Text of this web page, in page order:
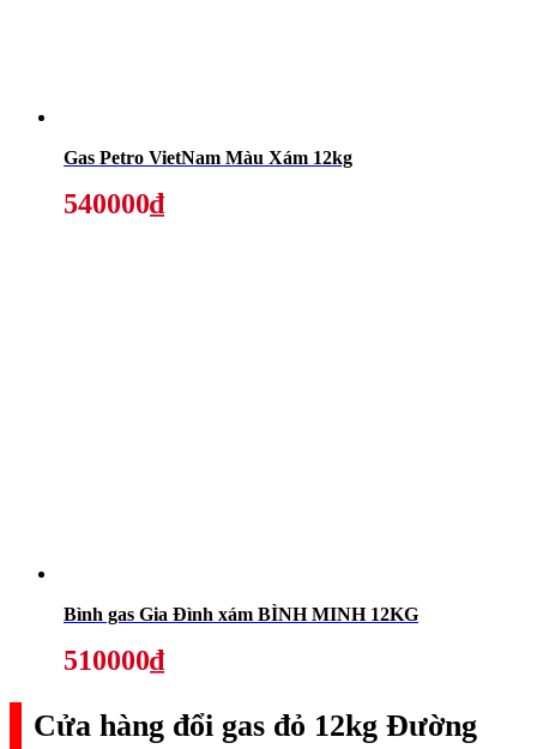
Gas Petro VietNam Màu Xám 12kg
540000₫
Bình gas Gia Đình xám BÌNH MINH 12KG
510000₫
Cửa hàng đổi gas đỏ 12kg Đường